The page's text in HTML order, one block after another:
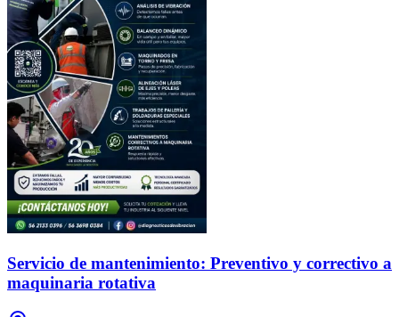
Servicio de mantenimiento: Preventivo y correctivo a
maquinaria rotativa